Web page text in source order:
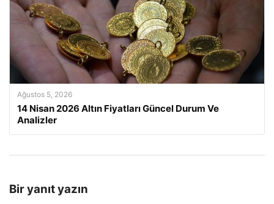
Ağustos 5, 2026
14 Nisan 2026 Altın Fiyatları Güncel Durum Ve
Analizler
Bir yanıt yazın